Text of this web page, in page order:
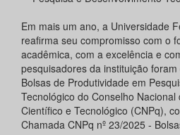
Em mais um ano, a Universidade
reafirma seu compromisso com o
acadêmica, com a excelência e
pesquisadores da instituição
Bolsas de Produtividade em
Tecnológico do Conselho
Científico e Tecnológico (CNPq),
Chamada CNPq nº 23/2025 -